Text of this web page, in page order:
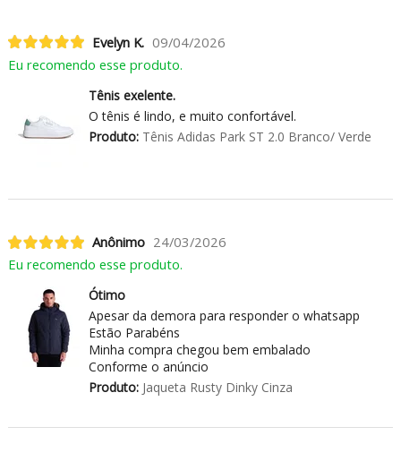
Evelyn K. 09/04/2026
Eu recomendo esse produto.
Tênis exelente.
O tênis é lindo, e muito confortável.
Produto:Tênis Adidas Park ST 2.0 Branco/ Verde
Anônimo 24/03/2026
Eu recomendo esse produto.
Ótimo
Apesar da demora para responder o whatsapp
Estão Parabéns
Minha compra chegou bem embalado
Conforme o anúncio
Produto:Jaqueta Rusty Dinky Cinza